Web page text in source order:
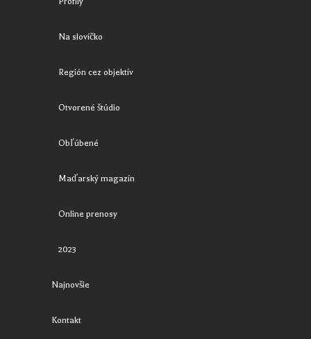
Na slovíčko
Región cez objektív
Otvorené štúdio
Obľúbené
Maďarský magazín
Online prenosy
2023
Najnovšie
Kontakt